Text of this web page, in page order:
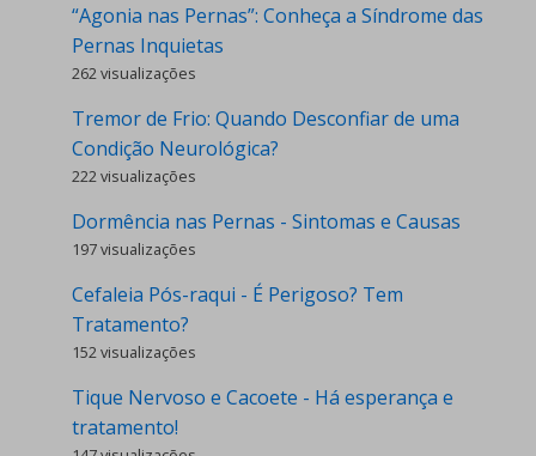
“Agonia nas Pernas”: Conheça a Síndrome das
Pernas Inquietas
262 visualizações
Tremor de Frio: Quando Desconfiar de uma
Condição Neurológica?
222 visualizações
Dormência nas Pernas - Sintomas e Causas
197 visualizações
Cefaleia Pós-raqui - É Perigoso? Tem
Tratamento?
152 visualizações
Tique Nervoso e Cacoete - Há esperança e
tratamento!